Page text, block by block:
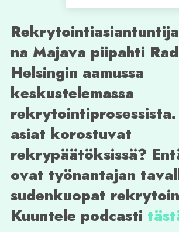
na Majava piipahti
Helsingin aamussa
keskustelemassa
asiat korostuvat
rekrypäätöksissä?
ovat työnantajan
sudenkuopat
Kuuntele podcasti